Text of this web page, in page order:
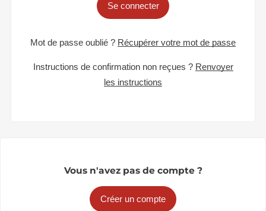
Se connecter
Mot de passe oublié ? Récupérer votre mot de passe
Instructions de confirmation non reçues ? Renvoyer
les instructions
Vous n'avez pas de compte ?
Créer un compte